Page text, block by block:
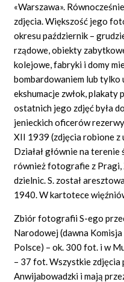
«Warszawa».
zdjęcia. Większość jego
okresu październik –
rządowe, obiekty
kolejowe, fabryki i domy
bombardowaniem lub tylko
ekshumacje zwłok, plakaty
ostatnich jego zdjęć była
jenieckich oficerów
XII 1939 (zdjęcia robione z
Działał głównie na
również fotografie z
dzielnic. S. został
1940. W kartotece
Zbiór fotografii S-ego
Narodowej (dawna
Polsce) – ok. 300 fot. i w
– 37 fot. Wszystkie zdjęcia
Anwijabowadzki i mają